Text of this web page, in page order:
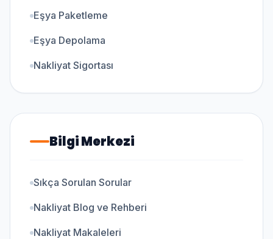
Eşya Paketleme
Eşya Depolama
Nakliyat Sigortası
Bilgi Merkezi
Sıkça Sorulan Sorular
Nakliyat Blog ve Rehberi
Nakliyat Makaleleri